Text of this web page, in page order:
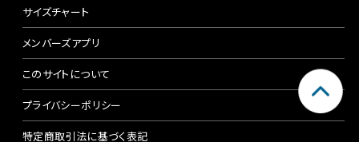
サイズチャート
メンバーズアプリ
このサイトについて
プライバシーポリシー
特定商取引法に基づく表記